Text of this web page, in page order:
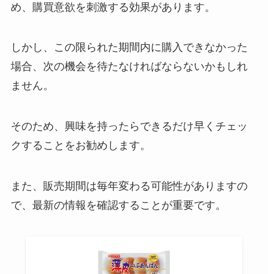
カトレア醤油はどこで売ってる？
福岡や大阪ではどこで買える？送
阿闍梨餅の日持ちはどれ位？まず
いって噂は本当？どこで買える？
ゴディバ リキュール 販売終了は
め、購買意欲を刺激する効果があります。
しかし、この限られた期間内に購入できなかった
場合、次の機会を待たなければならないかもしれ
ません。
そのため、興味を持ったらできるだけ早くチェッ
クすることをお勧めします。
また、販売期間は毎年変わる可能性がありますの
で、最新の情報を確認することが重要です。